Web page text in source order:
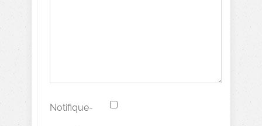
Notifique-